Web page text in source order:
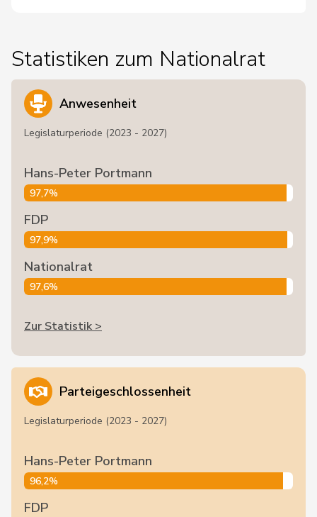
Statistiken zum Nationalrat
Anwesenheit
Legislaturperiode (2023 - 2027)
Hans-Peter Portmann
97,7%
FDP
97,9%
Nationalrat
97,6%
Zur Statistik >
Parteigeschlossenheit
Legislaturperiode (2023 - 2027)
Hans-Peter Portmann
96,2%
FDP